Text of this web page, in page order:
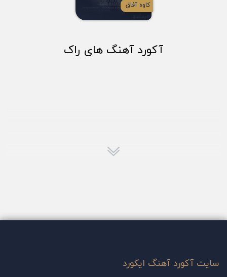
کاوه آفاق
آکورد آهنگ های راک
سایت آکورد آهنگ ایکورد